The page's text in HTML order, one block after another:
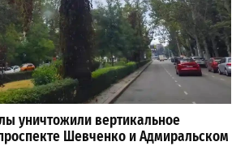
уничтожили вертикальное
Шевченко и Адмиральском